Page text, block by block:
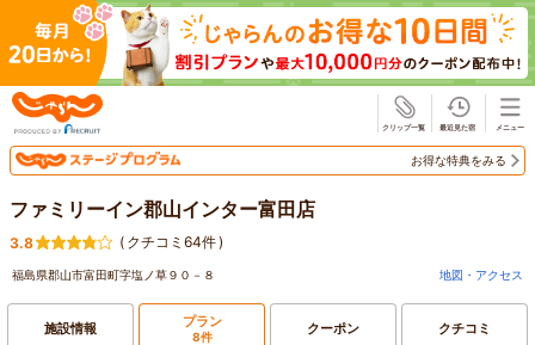
お得な特典をみる
ファミリーイン郡山インター富田店
3.8 ( クチコミ64件)
福島県郡山市富田町字塩ノ草９０－８ 地図・アクセス
施設情報 プラン
8件 クーポン クチコミ